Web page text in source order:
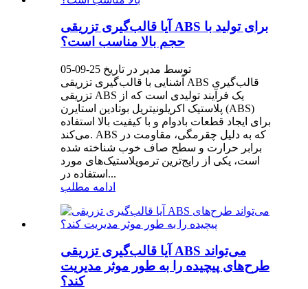
آیا قالب‌گیری تزریقی ABS برای تولید با
حجم بالا مناسب است؟
توسط مدیر در تاریخ 25-09-05
آشنایی با قالب‌گیری تزریقی ABS قالب‌گیری
تزریقی ABS یک فرآیند تولیدی است که از
پلاستیک اکریلونیتریل بوتادین استایرن (ABS)
برای ایجاد قطعات بادوام و با کیفیت بالا استفاده
می‌کند. ABS که به دلیل چقرمگی، مقاومت در
برابر حرارت و سطح صاف خوب شناخته شده
است، یکی از رایج‌ترین ترموپلاستیک‌های مورد
استفاده در...
ادامه مطلب
آیا قالب‌گیری تزریقی ABS می‌تواند
طرح‌های پیچیده را به طور موثر مدیریت
کند؟